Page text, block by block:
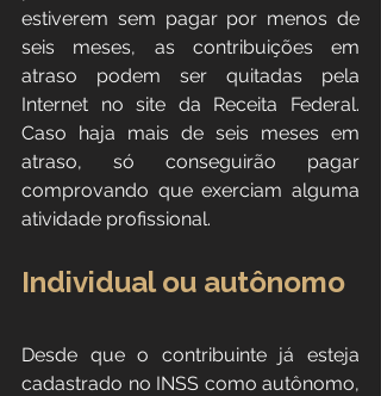
estiverem sem pagar por menos de
seis meses, as contribuições em
atraso podem ser quitadas pela
Internet no site da Receita Federal.
Caso haja mais de seis meses em
atraso, só conseguirão pagar
comprovando que exerciam alguma
atividade profissional.
Individual ou autônomo
Desde que o contribuinte já esteja
cadastrado no INSS como autônomo,